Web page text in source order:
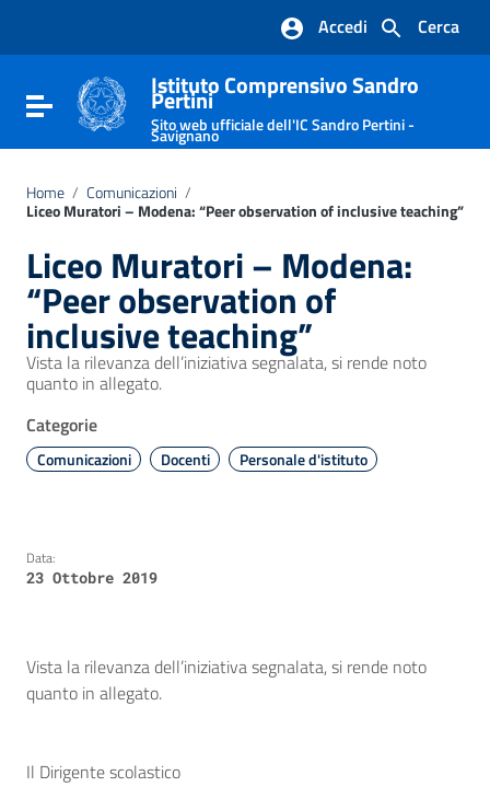
Vai al footer
Cerca
Accedi
Attiva / disattiva la navigazione
Istituto Comprensivo Sandro
Pertini
Sito web ufficiale dell'IC Sandro Pertini -
Savignano
Home / Comunicazioni /
Liceo Muratori – Modena: “Peer observation of inclusive teaching”
Liceo Muratori – Modena:
“Peer observation of
inclusive teaching”
Vista la rilevanza dell’iniziativa segnalata, si rende noto
quanto in allegato.
Categorie
Comunicazioni Docenti Personale d'istituto
Data:
23 Ottobre 2019
Vista la rilevanza dell’iniziativa segnalata, si rende noto
quanto in allegato.
Il Dirigente scolastico